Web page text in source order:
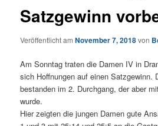
Satzgewinn
Veröffentlicht amNovember 7, 2018von
Am Sonntag traten die Damen IV in
sich Hoffnungen auf einen Satzgewinn.
bestanden im 2. Durchgang, der aber
wurde.
Hier zeigten die jungen Damen gute